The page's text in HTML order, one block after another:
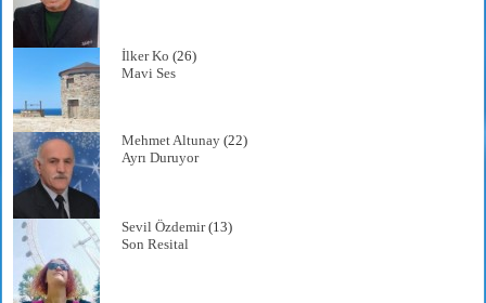
İlker Ko (26)
Mavi Ses
Mehmet Altunay (22)
Ayrı Duruyor
Sevil Özdemir(13)
Son Resital